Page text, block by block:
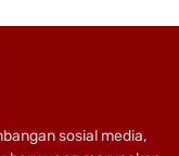
sosial media,